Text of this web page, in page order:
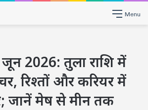
Menu
2026: तुला राशि में
रिश्तों और करियर में
जानें मेष से मीन तक